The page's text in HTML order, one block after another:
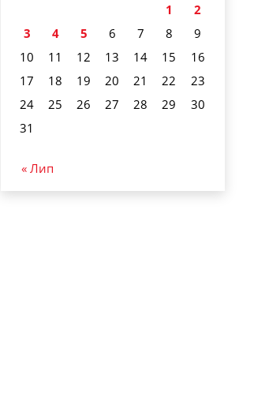
1
2
3
4 5 6 7 8
9
10
11 12 13 14 15
16
17
18 19 20 21 22
23
24
25 26 27 28 29
30
31
« Лип